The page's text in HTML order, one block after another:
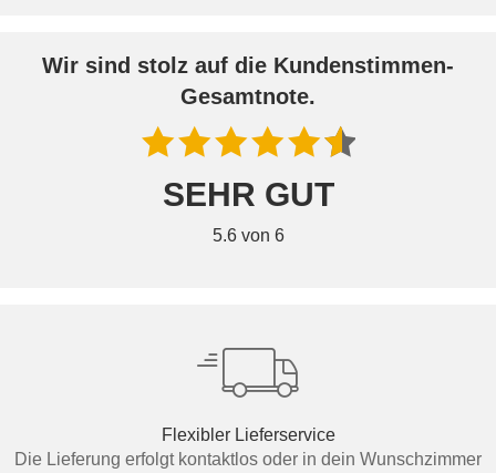
Wir sind stolz auf die Kundenstimmen-
Gesamtnote.
SEHR GUT
5.6 von 6
Flexibler Lieferservice
Die Lieferung erfolgt kontaktlos oder in dein Wunschzimmer